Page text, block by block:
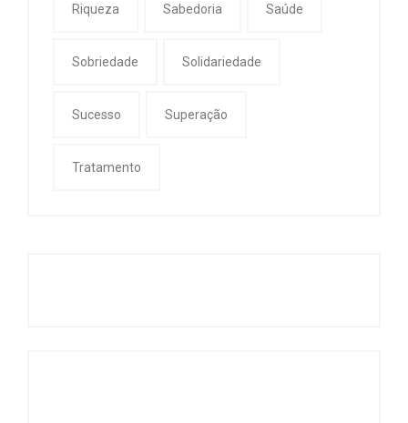
Riqueza Sabedoria Saúde
Sobriedade Solidariedade
Sucesso Superação
Tratamento